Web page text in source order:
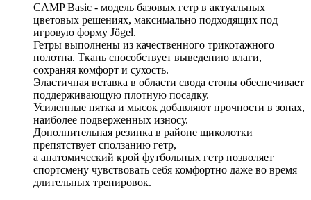
CAMP Basic - модель базовых гетр в актуальных
цветовых решениях, максимально подходящих под
игровую форму Jögel.
Гетры выполнены из качественного трикотажного
полотна. Ткань способствует выведению влаги,
сохраняя комфорт и сухость.
Эластичная вставка в области свода стопы обеспечивает
поддерживающую плотную посадку.
Усиленные пятка и мысок добавляют прочности в зонах,
наиболее подверженных износу.
Дополнительная резинка в районе щиколотки
препятствует сползанию гетр,
а анатомический крой футбольных гетр позволяет
спортсмену чувствовать себя комфортно даже во время
длительных тренировок.